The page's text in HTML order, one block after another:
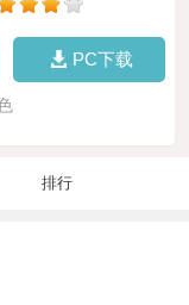
PC下载
排行